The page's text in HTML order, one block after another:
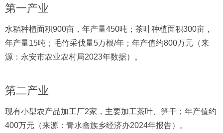
第一产业
水稻种植面积900亩，年产量450吨；茶叶种植面积300亩，
年产量15吨；毛竹采伐量5万根/年；年产值约800万元（来
源：永安市农业农村局2023年数据）。
第二产业
现有小型农产品加工厂2家，主要加工茶叶、笋干；年产值约
400万元（来源：青水畲族乡经济办2024年报告）。